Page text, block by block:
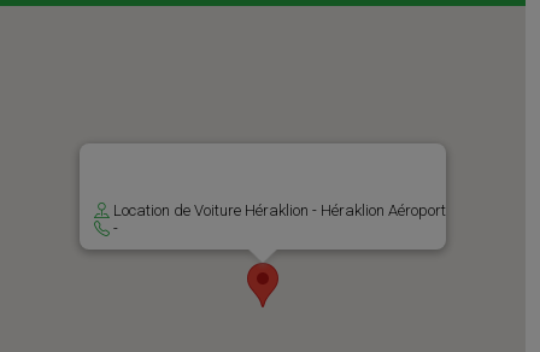
Location de Voiture Héraklion - Héraklion Aéroport
-